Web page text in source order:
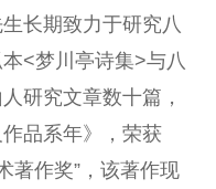
长期致力于研究八
<梦川亭诗集>与八
研究文章数十篇，
品系年》，荣获
著作奖”，该著作现